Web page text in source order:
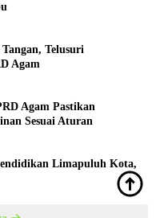
Telusuri
Agam
Agam Pastikan
Sesuai Aturan
Limapuluh Kota,